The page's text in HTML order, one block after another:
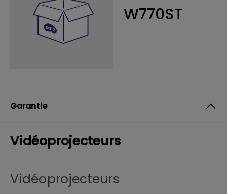
W770ST
Garantie
Vidéoprojecteurs
Vidéoprojecteurs